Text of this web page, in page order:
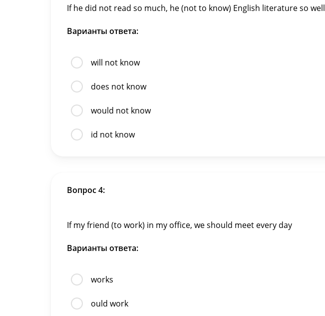
If he did not read so much, he (not to know) English literature so well
Варианты ответа:
will not know
does not know
would not know
id not know
Вопрос 4:
If my friend (to work) in my office, we should meet every day
Варианты ответа:
works
ould work